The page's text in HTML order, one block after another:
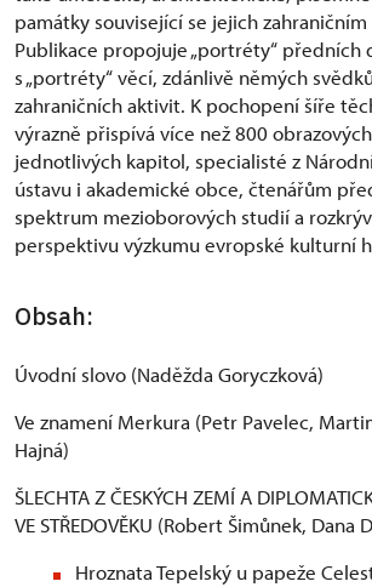
památky související se jejich
Publikace propojuje „portréty“ předních
s „portréty“ věcí, zdánlivě němých
zahraničních aktivit. K pochopení šíře
výrazně přispívá více než 800
jednotlivých kapitol, specialisté z
ústavu i akademické obce, čtenářům
spektrum mezioborových studií a
perspektivu výzkumu evropské kulturní
Obsah:
Úvodní slovo (Naděžda Goryczková)
Ve znamení Merkura (Petr Pavelec,
Hajná)
ŠLECHTA Z ČESKÝCH ZEMÍ A
VE STŘEDOVĚKU (Robert Šimůnek, Dana
Hroznata Tepelský u papeže